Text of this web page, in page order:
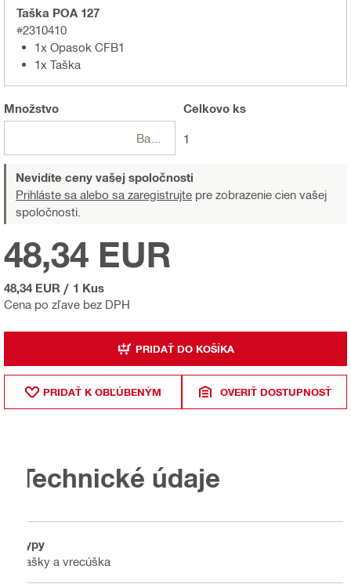
Taška POA 127
#2310410
1x Opasok CFB1
1x Taška
Množstvo Celkovo ks
1
Nevidíte ceny vašej spoločnosti
Prihláste sa alebo sa zaregistrujte pre zobrazenie cien vašej
spoločnosti.
Cena po zľave bez DPH
48,34 EUR
48,34 EUR / 1 Kus
PRIDAŤ DO KOŠÍKA
PRIDAŤ K OBĽÚBENÝM OVERIŤ DOSTUPNOSŤ
Technické údaje
Typy
Tašky a vrecúška